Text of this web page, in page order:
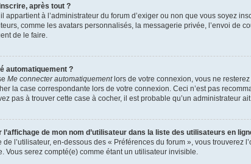
après tout ?
appartient à l’administrateur du forum d’exiger ou non que vous soyez
comme les avatars personnalisés, la messagerie privée, l’envoi de
de le faire.
automatiquement ?
Me connecter automatiquementlors de votre connexion, vous ne
la case correspondante lors de votre connexion. Ceci n’est pas
pas à trouver cette case à cocher, il est probable qu’un administrateur
de mon nom d’utilisateur dans la liste des utilisateurs en
l’utilisateur, en-dessous des « Préférences du forum », vous trouverez
Vous serez compté(e) comme étant un utilisateur invisible.